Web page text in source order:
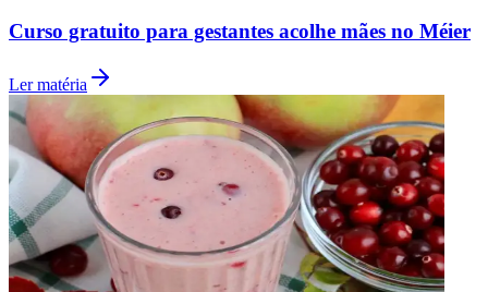
Santos
Curso gratuito para gestantes acolhe mães no Méier
Ler matéria